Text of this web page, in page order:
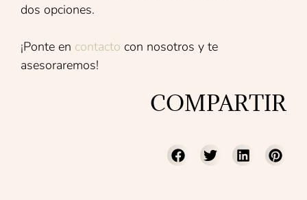
dos opciones.
¡Ponte en contacto con nosotros y te
asesoraremos!
COMPARTIR